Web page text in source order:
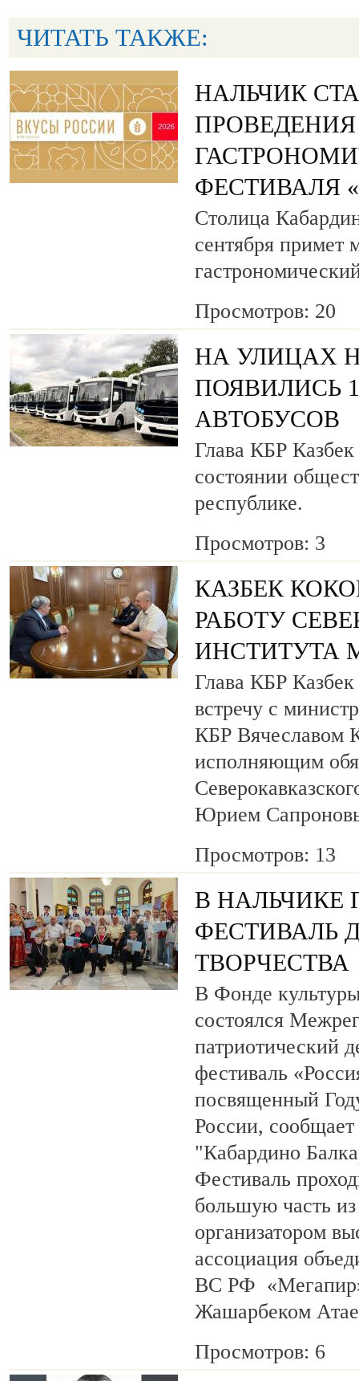
ЧИТАТЬ ТАКЖЕ:
НАЛЬЧИК
ПРОВЕДЕНИЯ
ФЕСТИВАЛЯ
Столица
сентября примет
Просмотров: 20
НА УЛИЦАХ
ПОЯВИЛИСЬ
АВТОБУСОВ
Глава КБР
состоянии
республике.
Просмотров: 3
КАЗБЕК
РАБОТУ
ИНСТИТУТА
Глава КБР
встречу с
КБР Вячеславом
исполняющим
Юрием
Просмотров: 13
В НАЛЬЧИКЕ
ФЕСТИВАЛЬ
ТВОРЧЕСТВА
В Фонде
состоялся
патриотический
фестиваль
посвященный
России,
"Кабардино
Фестиваль
большую часть
организатором
ассоциация
ВС РФ «Мегапир»
Жашарбеком
Просмотров: 6